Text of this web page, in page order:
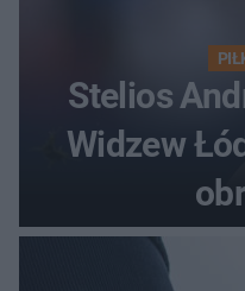
Stelios
Widzew